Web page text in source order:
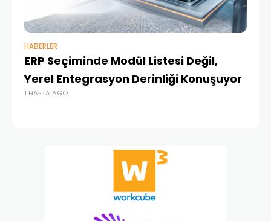
HABERLER
ERP Seçiminde Modül Listesi Değil,
Yerel Entegrasyon Derinliği Konuşuyor
1 HAFTA AGO